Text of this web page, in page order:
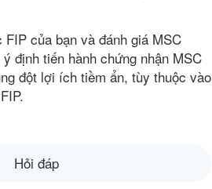
của bạn và đánh giá MSC
định tiến hành chứng nhận MSC
đột lợi ích tiềm ẩn, tùy thuộc vào
Hỏi đáp